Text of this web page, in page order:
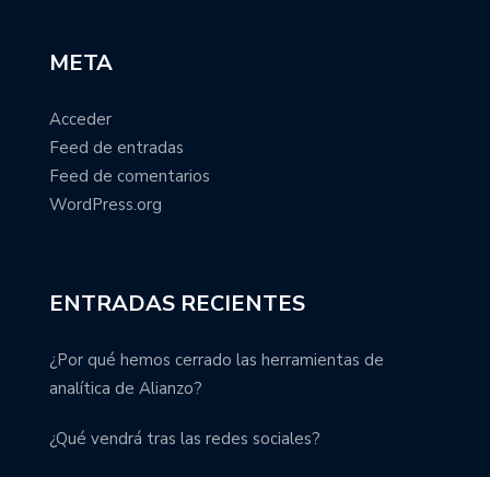
META
Acceder
Feed de entradas
Feed de comentarios
WordPress.org
ENTRADAS RECIENTES
¿Por qué hemos cerrado las herramientas de
analítica de Alianzo?
¿Qué vendrá tras las redes sociales?